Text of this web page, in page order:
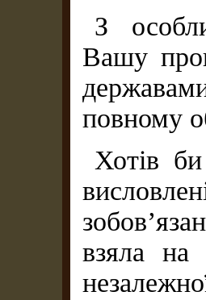
З
Вашу
повному
Хотів
взяла на